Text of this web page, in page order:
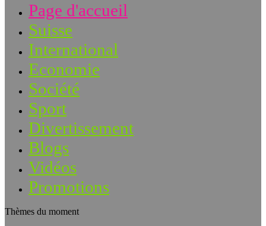
Page d'accueil
Suisse
International
Economie
Société
Sport
Divertissement
Blogs
Vidéos
Promotions
Thèmes du moment